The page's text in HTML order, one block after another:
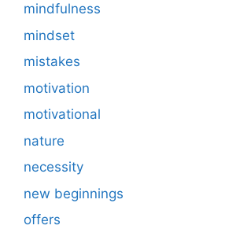
mindfulness
mindset
mistakes
motivation
motivational
nature
necessity
new beginnings
offers